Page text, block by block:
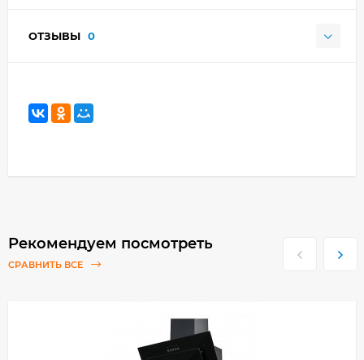
ОТЗЫВЫ 0
Рекомендуем посмотреть
СРАВНИТЬ ВСЕ